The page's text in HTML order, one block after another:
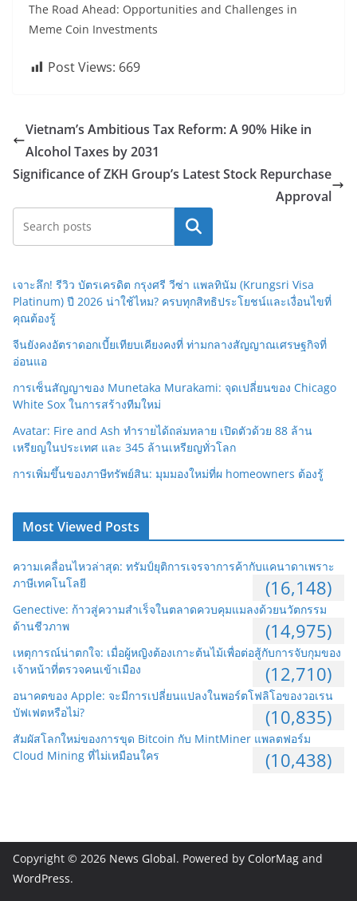
The Road Ahead: Opportunities and Challenges in
Meme Coin Investments
Post Views: 669
Vietnam’s Ambitious Tax Reform: A 90% Hike in
Alcohol Taxes by 2031
Significance of ZKH Group’s Latest Stock Repurchase
Approval
Search
เจาะลึก! รีวิว บัตรเครดิต กรุงศรี วีซ่า แพลทินัม (Krungsri Visa
Platinum) ปี 2026 น่าใช้ไหม? ครบทุกสิทธิประโยชน์และเงื่อนไขที่
คุณต้องรู้
จีนยังคงอัตราดอกเบี้ยเทียบเคียงคงที่ ท่ามกลางสัญญาณเศรษฐกิจที่
อ่อนแอ
การเซ็นสัญญาของ Munetaka Murakami: จุดเปลี่ยนของ Chicago
White Sox ในการสร้างทีมใหม่
Avatar: Fire and Ash ทำรายได้ถล่มทลาย เปิดตัวด้วย 88 ล้าน
เหรียญในประเทศ และ 345 ล้านเหรียญทั่วโลก
การเพิ่มขึ้นของภาษีทรัพย์สิน: มุมมองใหม่ที่ผ homeowners ต้องรู้
Most Viewed Posts
ความเคลื่อนไหวล่าสุด: ทรัมป์ยุติการเจรจาการค้ากับแคนาดาเพราะ
ภาษีเทคโนโลยี
(16,148)
Genective: ก้าวสู่ความสำเร็จในตลาดควบคุมแมลงด้วยนวัตกรรม
ด้านชีวภาพ
(14,975)
เหตุการณ์น่าตกใจ: เมื่อผู้หญิงต้องเกาะต้นไม้เพื่อต่อสู้กับการจับกุมของ
เจ้าหน้าที่ตรวจคนเข้าเมือง
(12,710)
อนาคตของ Apple: จะมีการเปลี่ยนแปลงในพอร์ตโฟลิโอของวอเรน
บัฟเฟตหรือไม่?
(10,835)
สัมผัสโลกใหม่ของการขุด Bitcoin กับ MintMiner แพลตฟอร์ม
Cloud Mining ที่ไม่เหมือนใคร
(10,438)
Copyright © 2026 News Global. Powered by ColorMag and
WordPress.